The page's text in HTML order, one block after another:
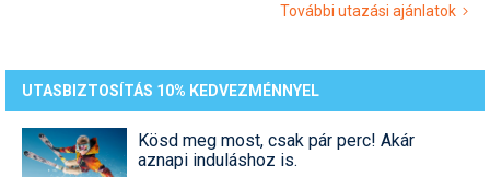
További utazási ajánlatok
UTASBIZTOSÍTÁS 10% KEDVEZMÉNNYEL
Kösd meg most, csak pár perc! Akár
aznapi induláshoz is.